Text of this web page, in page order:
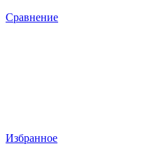
Сравнение
Избранное